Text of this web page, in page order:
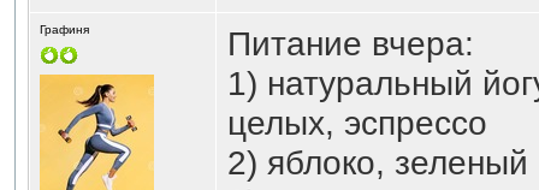
Графиня
Питание вчера:
1) натуральный
целых, эспрессо
2) яблоко,